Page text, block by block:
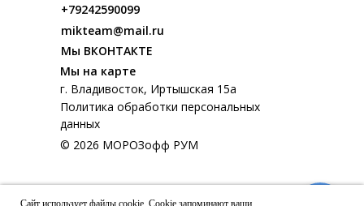
+79242590099
mikteam@mail.ru
г. Владивосток, Иртышская 15а
© 2026 МОРОЗофф РУМ
Мы ВКОНТАКТЕ
Мы на карте
Политика обработки персональных
данных
Сайт использует файлы cookie. Cookie запоминают ваши